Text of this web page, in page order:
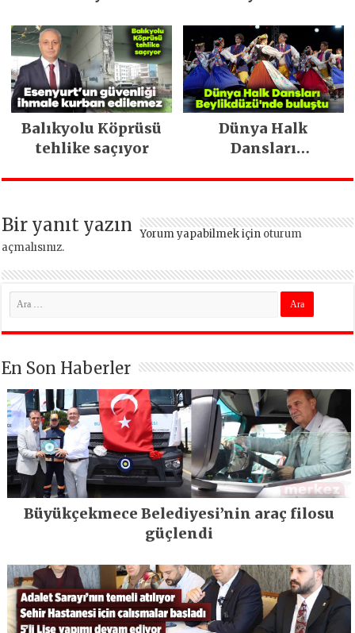
kongre heyecanı!
Balıkyolu Köprüsü
tehlike saçıyor
Dünya Halk
Dansları
Bir yanıt yazın Yorum yapabilmek için oturum
açmalısınız.
En Son Haberler
Büyükçekmece Belediyesi’nin araç filosu
güçlendi